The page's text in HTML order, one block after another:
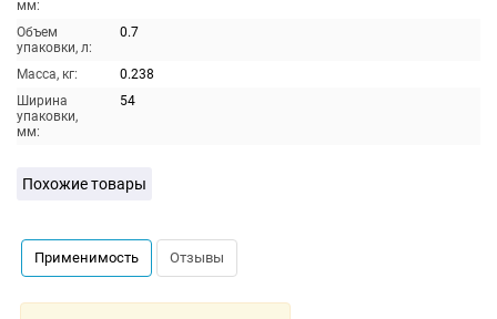
мм:
Объем
упаковки, л:
0.7
Масса, кг:
0.238
Ширина
упаковки,
мм:
54
Похожие товары
Применимость Отзывы